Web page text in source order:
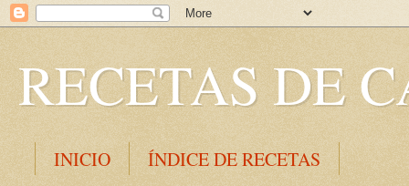
RECETAS DE
INICIO ÍNDICE DE RECETAS